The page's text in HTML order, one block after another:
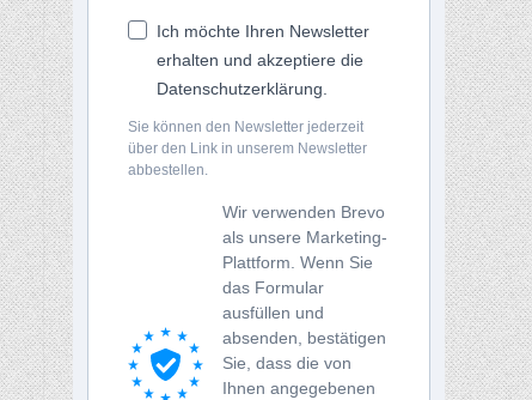
Ich möchte Ihren Newsletter
erhalten und akzeptiere die
Datenschutzerklärung.
Sie können den Newsletter jederzeit
über den Link in unserem Newsletter
abbestellen.
Wir verwenden Brevo
als unsere Marketing-
Plattform. Wenn Sie
das Formular
ausfüllen und
absenden, bestätigen
Sie, dass die von
Ihnen angegebenen